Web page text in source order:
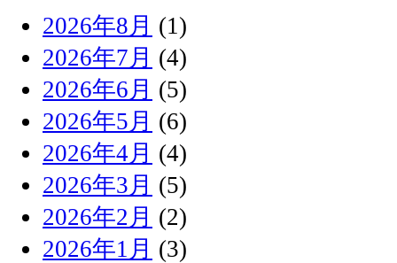
2026年8月 (1)
2026年7月 (4)
2026年6月 (5)
2026年5月 (6)
2026年4月 (4)
2026年3月 (5)
2026年2月 (2)
2026年1月 (3)